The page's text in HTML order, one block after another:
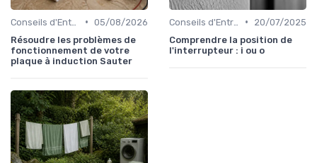
• 05/08/2026
Résoudre les problèmes de
fonctionnement de votre
plaque à induction Sauter
•
20/07/2025
Comprendre la position de
l'interrupteur : i ou o